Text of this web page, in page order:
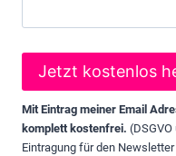
Mit Eintrag meiner Email
komplett kostenfrei.
Eintragung für den